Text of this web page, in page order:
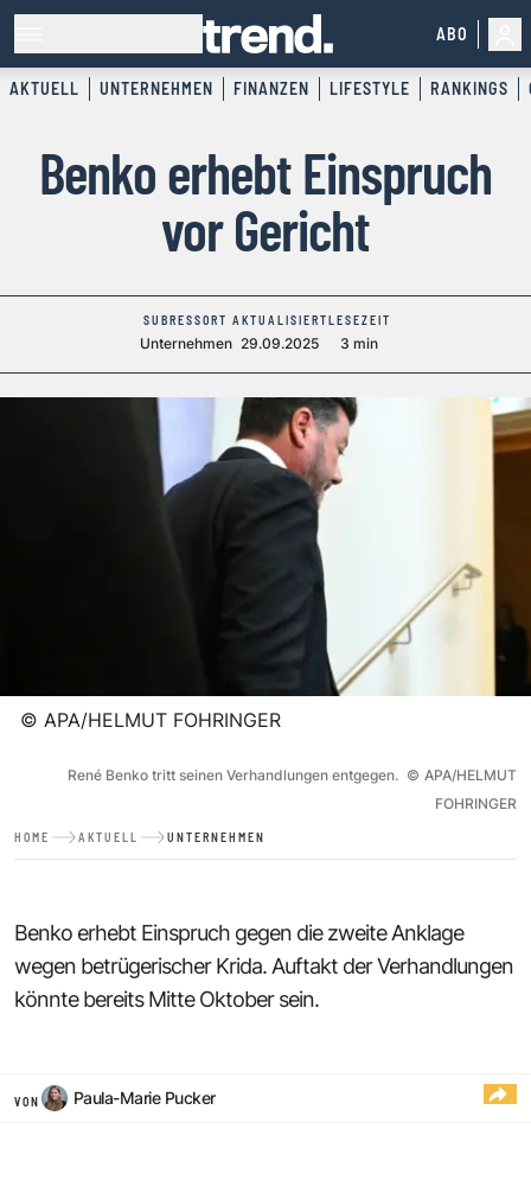
ABO
AKTUELL UNTERNEHMEN FINANZEN LIFESTYLE RANKINGS
Benko erhebt Einspruch
vor Gericht
SUBRESSORT
Unternehmen
AKTUALISIERT
29.09.2025
LESEZEIT
3 min
© APA/HELMUT FOHRINGER
René Benko tritt seinen Verhandlungen entgegen. © APA/HELMUT
FOHRINGER
HOME AKTUELL UNTERNEHMEN
Benko erhebt Einspruch gegen die zweite Anklage
wegen betrügerischer Krida. Auftakt der Verhandlungen
könnte bereits Mitte Oktober sein.
VON Paula-Marie Pucker